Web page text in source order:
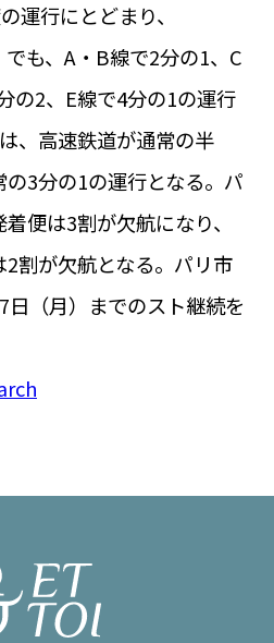
運行にとどまり、
も、A・B線で2分の1、C
の2、E線で4分の1の運行
、高速鉄道が通常の半
3分の1の運行となる。パ
便は3割が欠航になり、
割が欠航となる。パリ市
（月）までのスト継続を